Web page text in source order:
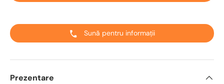
Sună pentru informații
Prezentare